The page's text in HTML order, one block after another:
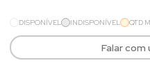
DISPONÍVEL INDISPONÍVEL QTD
Falar